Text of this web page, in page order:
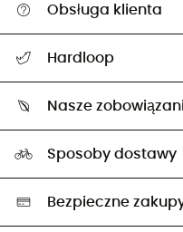
Obsługa klienta
Śledzenie przesyłki
Zwrot artykułów i zwrot
Hardloop
Nasze
Neutralność węglowa
Wybrane produkty eko
Sposoby dostawy
Bezpieczne